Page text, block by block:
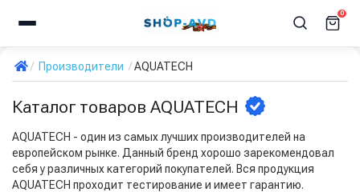
0
Производители AQUATECH
Каталог товаров AQUATECH
AQUATECH - один из самых лучших производителей на
европейском рынке. Данный бренд хорошо зарекомендовал
себя у различных категорий покупателей. Вся продукция
AQUATECH проходит тестирование и имеет гарантию.